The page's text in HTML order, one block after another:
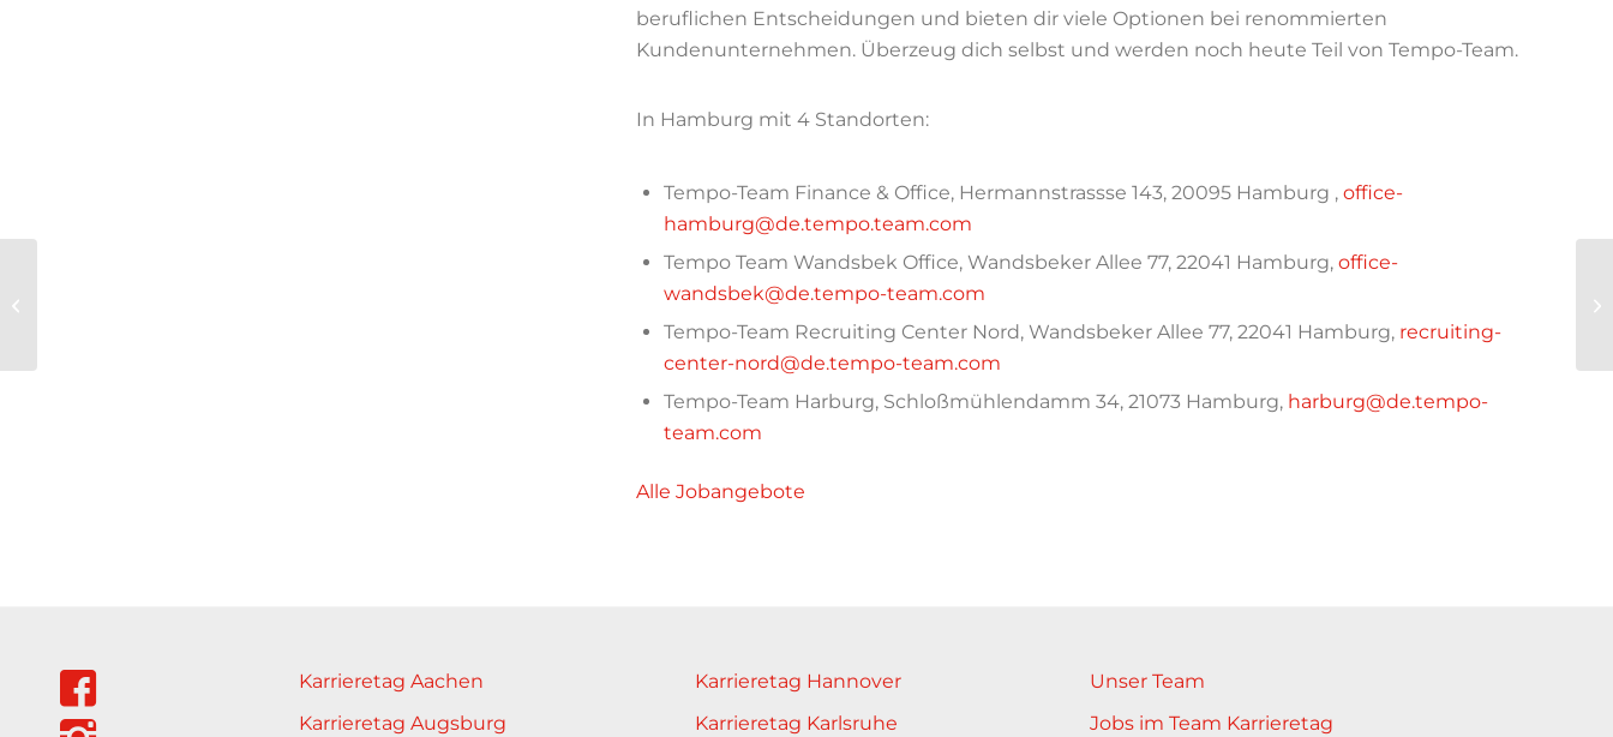
beruflichen Entscheidungen und bieten dir viele Optionen bei renommierten
Kundenunternehmen. Überzeug dich selbst und werden noch heute Teil von Tempo-Team.
In Hamburg mit 4 Standorten:
Tempo-Team Finance & Office, Hermannstrassse 143, 20095 Hamburg , office-
hamburg@de.tempo.team.com
Tempo Team Wandsbek Office, Wandsbeker Allee 77, 22041 Hamburg, office-
wandsbek@de.tempo-team.com
Tempo-Team Recruiting Center Nord, Wandsbeker Allee 77, 22041 Hamburg, recruiting-
center-nord@de.tempo-team.com
Tempo-Team Harburg, Schloßmühlendamm 34, 21073 Hamburg, harburg@de.tempo-
team.com
Alle Jobangebote
Karrieretag Aachen
Karrieretag Augsburg
Karrieretag Hannover
Karrieretag Karlsruhe
Unser Team
Jobs im Team Karrieretag